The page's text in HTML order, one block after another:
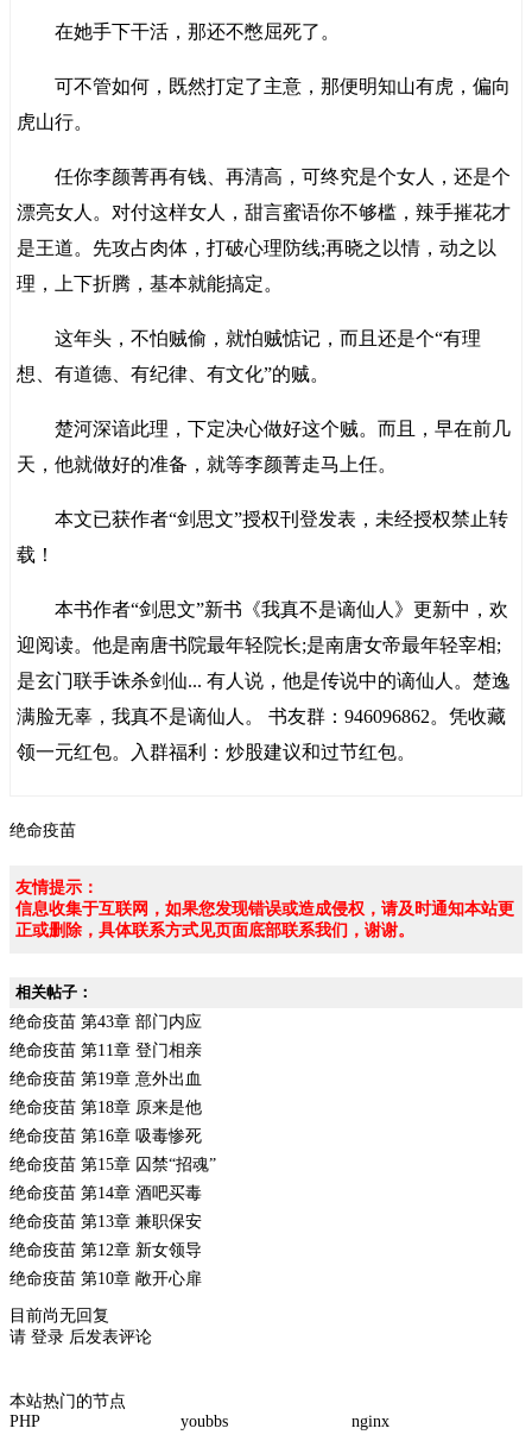
在她手下干活，那还不憋屈死了。
可不管如何，既然打定了主意，那便明知山有虎，偏向
虎山行。
任你李颜菁再有钱、再清高，可终究是个女人，还是个
漂亮女人。对付这样女人，甜言蜜语你不够槛，辣手摧花才
是王道。先攻占肉体，打破心理防线;再晓之以情，动之以
理，上下折腾，基本就能搞定。
这年头，不怕贼偷，就怕贼惦记，而且还是个“有理
想、有道德、有纪律、有文化”的贼。
楚河深谙此理，下定决心做好这个贼。而且，早在前几
天，他就做好的准备，就等李颜菁走马上任。
本文已获作者“剑思文”授权刊登发表，未经授权禁止转
载！
本书作者“剑思文”新书《我真不是谪仙人》更新中，欢
迎阅读。他是南唐书院最年轻院长;是南唐女帝最年轻宰相;
是玄门联手诛杀剑仙... 有人说，他是传说中的谪仙人。楚逸
满脸无辜，我真不是谪仙人。 书友群：946096862。凭收藏
领一元红包。入群福利：炒股建议和过节红包。
绝命疫苗
友情提示：
信息收集于互联网，如果您发现错误或造成侵权，请及时通知本站更
正或删除，具体联系方式见页面底部联系我们，谢谢。
相关帖子：
绝命疫苗 第43章 部门内应
绝命疫苗 第11章 登门相亲
绝命疫苗 第19章 意外出血
绝命疫苗 第18章 原来是他
绝命疫苗 第16章 吸毒惨死
绝命疫苗 第15章 囚禁“招魂”
绝命疫苗 第14章 酒吧买毒
绝命疫苗 第13章 兼职保安
绝命疫苗 第12章 新女领导
绝命疫苗 第10章 敞开心扉
目前尚无回复
请 登录 后发表评论
本站热门的节点
PHP
youbbs nginx